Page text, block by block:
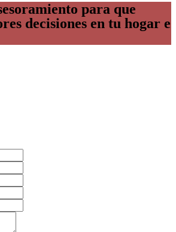
para que
decisiones en tu hogar e